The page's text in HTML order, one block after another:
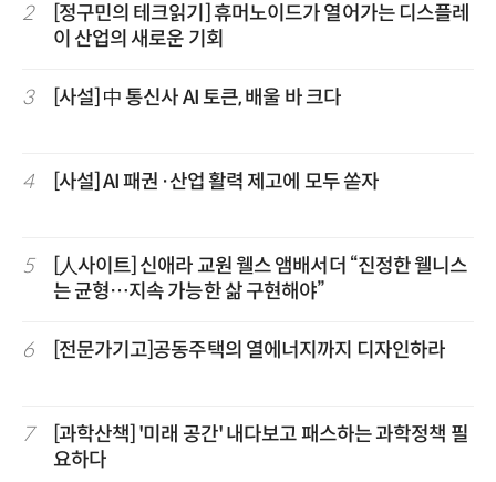
2
[정구민의 테크읽기] 휴머노이드가 열어가는 디스플레
이 산업의 새로운 기회
3 [사설] 中 통신사 AI 토큰, 배울 바 크다
4 [사설] AI 패권·산업 활력 제고에 모두 쏟자
5
[人사이트] 신애라 교원 웰스 앰배서더 “진정한 웰니스
는 균형…지속 가능한 삶 구현해야”
6 [전문가기고]공동주택의 열에너지까지 디자인하라
7
[과학산책] '미래 공간' 내다보고 패스하는 과학정책 필
요하다